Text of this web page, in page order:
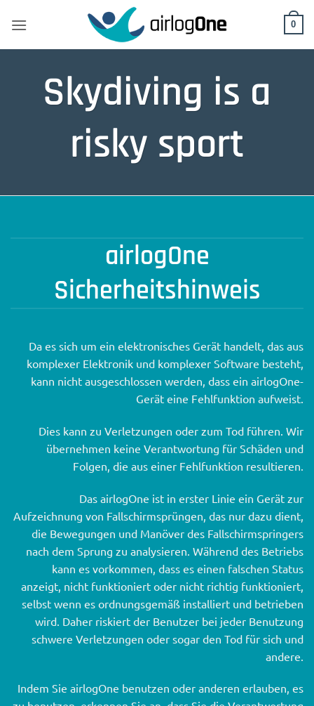
0
Skydiving is a
risky sport
airlogOne
Sicherheitshinweis
Da es sich um ein elektronisches Gerät handelt, das aus
komplexer Elektronik und komplexer Software besteht,
kann nicht ausgeschlossen werden, dass ein airlogOne-
Gerät eine Fehlfunktion aufweist.
Dies kann zu Verletzungen oder zum Tod führen. Wir
übernehmen keine Verantwortung für Schäden und
Folgen, die aus einer Fehlfunktion resultieren.
Das airlogOne ist in erster Linie ein Gerät zur
Aufzeichnung von Fallschirmsprüngen, das nur dazu dient,
die Bewegungen und Manöver des Fallschirmspringers
nach dem Sprung zu analysieren. Während des Betriebs
kann es vorkommen, dass es einen falschen Status
anzeigt, nicht funktioniert oder nicht richtig funktioniert,
selbst wenn es ordnungsgemäß installiert und betrieben
wird. Daher riskiert der Benutzer bei jeder Benutzung
schwere Verletzungen oder sogar den Tod für sich und
andere.
Indem Sie airlogOne benutzen oder anderen erlauben, es